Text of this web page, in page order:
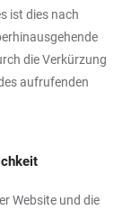
ist dies nach
die Verkürzung
aufrufenden
Website und die